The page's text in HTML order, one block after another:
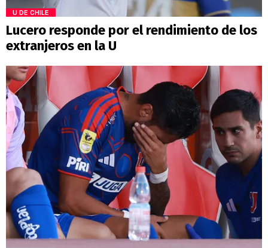
U DE CHILE
Lucero responde por el rendimiento de los
extranjeros en la U